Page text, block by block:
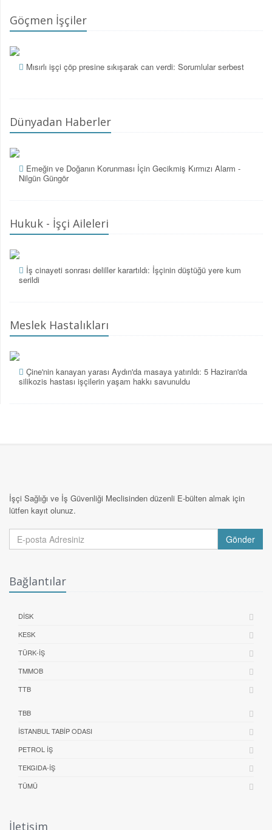
Göçmen İşçiler
Mısırlı işçi çöp presine sıkışarak can verdi: Sorumlular serbest
Dünyadan Haberler
Emeğin ve Doğanın Korunması İçin Gecikmiş Kırmızı Alarm -
Nilgün Güngör
Hukuk - İşçi Aileleri
İş cinayeti sonrası deliller karartıldı: İşçinin düştüğü yere kum
serildi
Meslek Hastalıkları
Çine'nin kanayan yarası Aydın'da masaya yatırıldı: 5 Haziran'da
silikozis hastası işçilerin yaşam hakkı savunuldu
İşçi Sağlığı ve İş Güvenliği Meclisinden düzenli E-bülten almak için
lütfen kayıt olunuz.
Gönder
Bağlantılar
DİSK
KESK
TÜRK-İŞ
TMMOB
TTB
TBB
İSTANBUL TABIP ODASI
PETROL İŞ
TEKGIDA-İŞ
TÜMÜ
İletişim